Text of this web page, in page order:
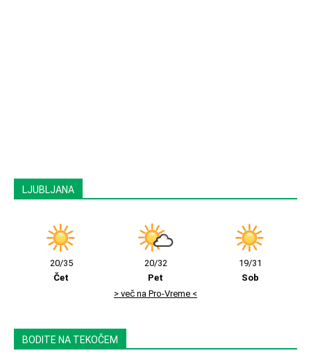
LJUBLJANA
20/35
Čet
20/32
Pet
19/31
Sob
> več na Pro-Vreme <
BODITE NA TEKOČEM